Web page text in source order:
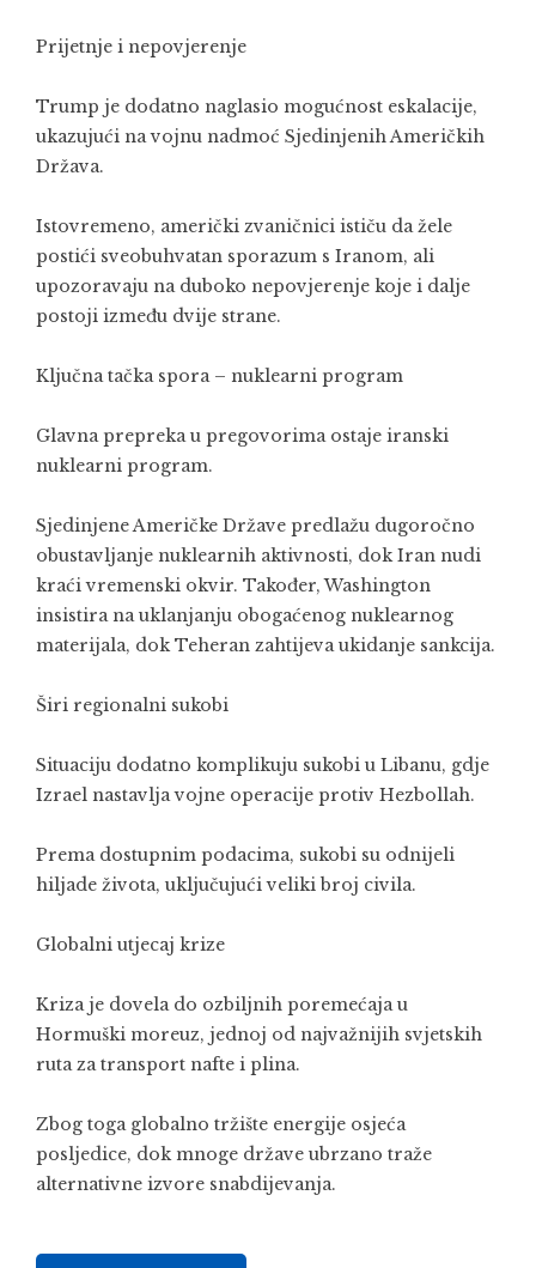
Prijetnje i nepovjerenje
Trump je dodatno naglasio mogućnost eskalacije,
ukazujući na vojnu nadmoć Sjedinjenih Američkih
Država.
Istovremeno, američki zvaničnici ističu da žele
postići sveobuhvatan sporazum s Iranom, ali
upozoravaju na duboko nepovjerenje koje i dalje
postoji između dvije strane.
Ključna tačka spora – nuklearni program
Glavna prepreka u pregovorima ostaje iranski
nuklearni program.
Sjedinjene Američke Države predlažu dugoročno
obustavljanje nuklearnih aktivnosti, dok Iran nudi
kraći vremenski okvir. Također, Washington
insistira na uklanjanju obogaćenog nuklearnog
materijala, dok Teheran zahtijeva ukidanje sankcija.
Širi regionalni sukobi
Situaciju dodatno komplikuju sukobi u Libanu, gdje
Izrael nastavlja vojne operacije protiv Hezbollah.
Prema dostupnim podacima, sukobi su odnijeli
hiljade života, uključujući veliki broj civila.
Globalni utjecaj krize
Kriza je dovela do ozbiljnih poremećaja u
Hormuški moreuz, jednoj od najvažnijih svjetskih
ruta za transport nafte i plina.
Zbog toga globalno tržište energije osjeća
posljedice, dok mnoge države ubrzano traže
alternativne izvore snabdijevanja.